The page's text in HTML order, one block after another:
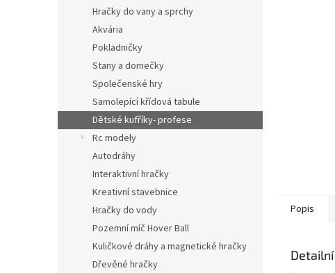
Hračky do vany a sprchy
Akvária
Pokladničky
Stany a domečky
Společenské hry
Samolepící křídová tabule
Dětské kufříky- profese
Rc modely
Autodráhy
Interaktivní hračky
Kreativní stavebnice
Hračky do vody
Pozemní míč Hover Ball
Kuličkové dráhy a magnetické hračky
Dřevěné hračky
Popis